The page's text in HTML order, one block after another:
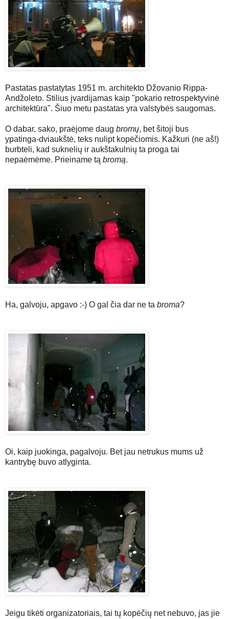
Pastatas pastatytas 1951 m. architekto Džovanio Rippa-
Andžoleto. Stilius įvardijamas kaip "pokario retrospektyvinė
architektūra". Šiuo metu pastatas yra valstybės saugomas.
O dabar, sako, praėjome daug bromų, bet šitoji bus
ypatinga-dviaukštė, teks nulipt kopėčiomis. Kažkuri (ne aš!)
burbteli, kad suknelių ir aukštakulnių ta proga tai
nepaėmėme. Prieiname tą bromą.
Ha, galvoju, apgavo :-) O gal čia dar ne ta broma?
Oi, kaip juokinga, pagalvoju. Bet jau netrukus mums už
kantrybę buvo atlyginta.
Jeigu tikėti organizatoriais, tai tų kopėčių net nebuvo, jas jie